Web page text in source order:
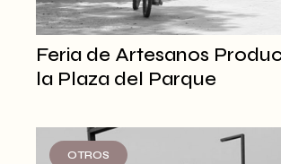
Feria de Artesanos
la Plaza del Parque
OTROS